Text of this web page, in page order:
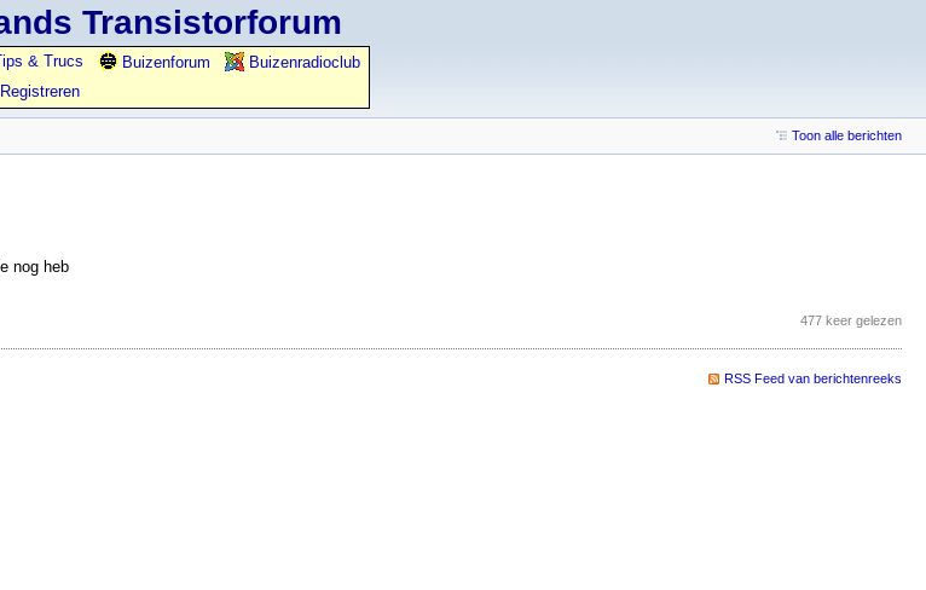
Transistorforum
& Trucs Buizenforum
Buizenradioclub
Registreren
Toon alle berichten
nog heb
477 keer gelezen
RSS Feed van berichtenreeks